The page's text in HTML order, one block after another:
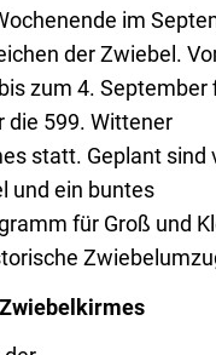
im
der Zwiebel.
zum 4. September
die 599. Wittener
statt. Geplant sind
und ein buntes
für Groß und